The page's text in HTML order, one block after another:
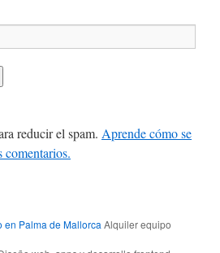
reducir el spam. Aprende cómo se
comentarios.
Palma de Mallorca Alquiler equipo